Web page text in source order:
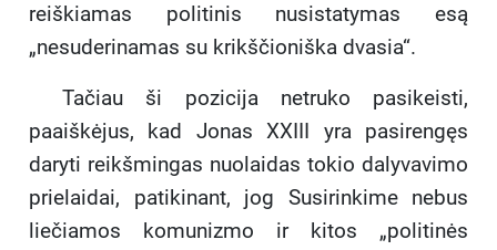
reiškiamas politinis nusistatymas esą
„nesuderinamas su krikščioniška dvasia“.
Tačiau ši pozicija netruko pasikeisti,
paaiškėjus, kad Jonas XXIII yra pasirengęs
daryti reikšmingas nuolaidas tokio dalyvavimo
prielaidai, patikinant, jog Susirinkime nebus
liečiamos komunizmo ir kitos „politinės